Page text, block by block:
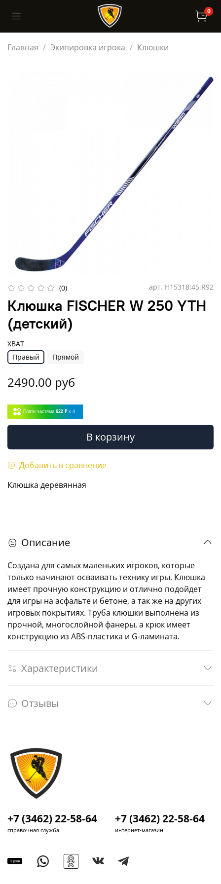
0
Главная Экипировка игрока Клюшки
(0) арт. H15318:45:R92
Клюшка FISCHER W 250 YTH
(детский)
ХВАТ
Правый
Прямой
2490.00 руб
Плати частями 622 ₽ x 4
В корзину
Добавить в сравнение
Клюшка деревянная
Описание
Cоздана для самых маленьких игроков, которые
только начинают осваивать технику игры. Клюшка
имеет прочную конструкцию и отлично подойдет
для игры на асфальте и бетоне, а так же на других
игровых покрытиях. Труба клюшки выполнена из
прочной, многослойной фанеры, а крюк имеет
конструкцию из ABS-пластика и G-ламината.
Характеристики
Отзывы
+7 (3462) 22-58-64
справочная служба
+7 (3462) 22-58-64
интернет-магазин